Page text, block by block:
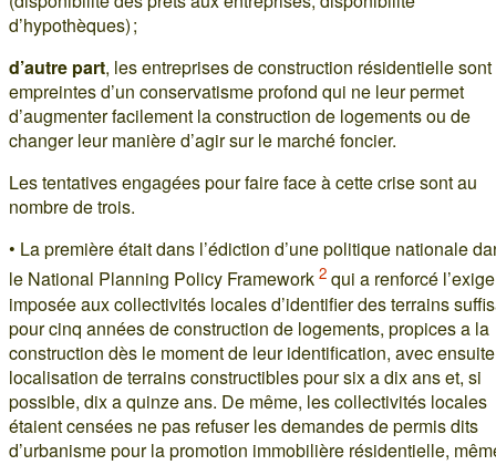
d’hypothèques) ;
d’autre part, les entreprises de construction résidentielle sont
empreintes d’un conservatisme profond qui ne leur permet
d’augmenter facilement la construction de logements ou de
changer leur manière d’agir sur le marché foncier.
Les tentatives engagées pour faire face à cette crise sont au
nombre de trois.
• La première était dans l’édiction d’une politique nationale
le National Planning Policy Framework 2 qui a renforcé
imposée aux collectivités locales d’identifier des terrains
pour cinq années de construction de logements, propices a la
construction dès le moment de leur identification, avec
localisation de terrains constructibles pour six a dix ans et, si
possible, dix a quinze ans. De même, les collectivités locales
étaient censées ne pas refuser les demandes de permis dits
d’urbanisme pour la promotion immobilière résidentielle,